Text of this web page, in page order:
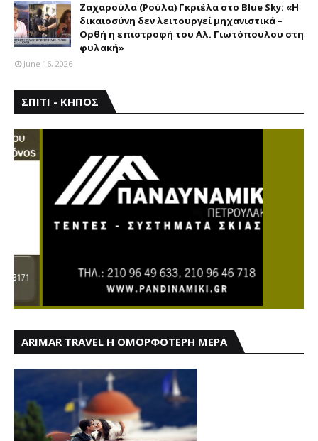
Ζαχαρούλα (Ρούλα) Γκριέλα στο Blue Sky: «Η
δικαιοσύνη δεν λειτουργεί μηχανιστικά –
Ορθή η επιστροφή του Αλ. Γιωτόπουλου στη
φυλακή»
June 16, 2026
ΣΠΙΤΙ - ΚΗΠΟΣ
ARIMAR TRAVEL Η ΟΜΟΡΦΟΤΕΡΗ ΜΕΡΑ